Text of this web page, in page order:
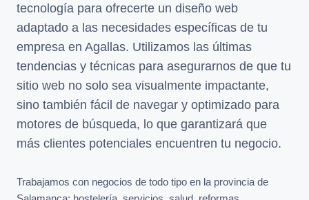
tecnología para ofrecerte un diseño web
adaptado a las necesidades específicas de tu
empresa en Agallas. Utilizamos las últimas
tendencias y técnicas para asegurarnos de que tu
sitio web no solo sea visualmente impactante,
sino también fácil de navegar y optimizado para
motores de búsqueda, lo que garantizará que
más clientes potenciales encuentren tu negocio.
Trabajamos con negocios de todo tipo en la provincia de